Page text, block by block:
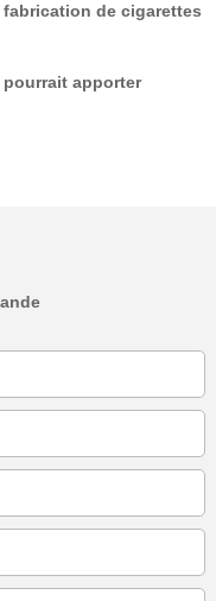
de cigarettes
apporter